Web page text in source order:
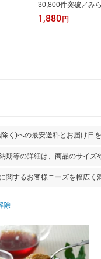
30,800件突破／み
のしょうが （国産・
金生姜100％） メー
1,880 円
く)への最安送料とお届け日
期等の詳細は、商品のサイズ
関するお客様ニーズを幅広く
除